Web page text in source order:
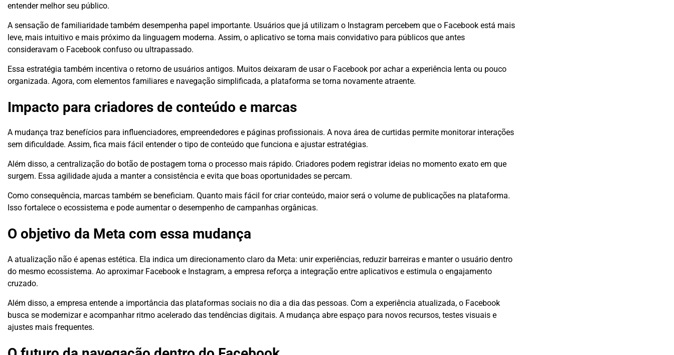
entender melhor seu público.
A sensação de familiaridade também desempenha papel importante. Usuários que já utilizam o Instagram percebem que o Facebook está mais
leve, mais intuitivo e mais próximo da linguagem moderna. Assim, o aplicativo se torna mais convidativo para públicos que antes
consideravam o Facebook confuso ou ultrapassado.
Essa estratégia também incentiva o retorno de usuários antigos. Muitos deixaram de usar o Facebook por achar a experiência lenta ou pouco
organizada. Agora, com elementos familiares e navegação simplificada, a plataforma se torna novamente atraente.
Impacto para criadores de conteúdo e marcas
A mudança traz benefícios para influenciadores, empreendedores e páginas profissionais. A nova área de curtidas permite monitorar interações
sem dificuldade. Assim, fica mais fácil entender o tipo de conteúdo que funciona e ajustar estratégias.
Além disso, a centralização do botão de postagem torna o processo mais rápido. Criadores podem registrar ideias no momento exato em que
surgem. Essa agilidade ajuda a manter a consistência e evita que boas oportunidades se percam.
Como consequência, marcas também se beneficiam. Quanto mais fácil for criar conteúdo, maior será o volume de publicações na plataforma.
Isso fortalece o ecossistema e pode aumentar o desempenho de campanhas orgânicas.
O objetivo da Meta com essa mudança
A atualização não é apenas estética. Ela indica um direcionamento claro da Meta: unir experiências, reduzir barreiras e manter o usuário dentro
do mesmo ecossistema. Ao aproximar Facebook e Instagram, a empresa reforça a integração entre aplicativos e estimula o engajamento
cruzado.
Além disso, a empresa entende a importância das plataformas sociais no dia a dia das pessoas. Com a experiência atualizada, o Facebook
busca se modernizar e acompanhar ritmo acelerado das tendências digitais. A mudança abre espaço para novos recursos, testes visuais e
ajustes mais frequentes.